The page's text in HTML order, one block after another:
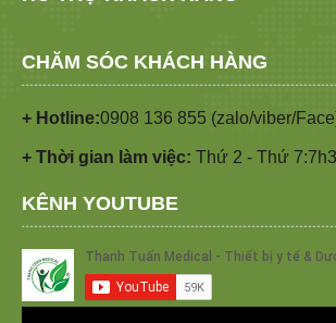
CHĂM SÓC KHÁCH HÀNG
+ Hotline:0908 136 855 (zalo/viber/
+ Thời gian làm việc: Thứ 2 - Thứ
KÊNH YOUTUBE